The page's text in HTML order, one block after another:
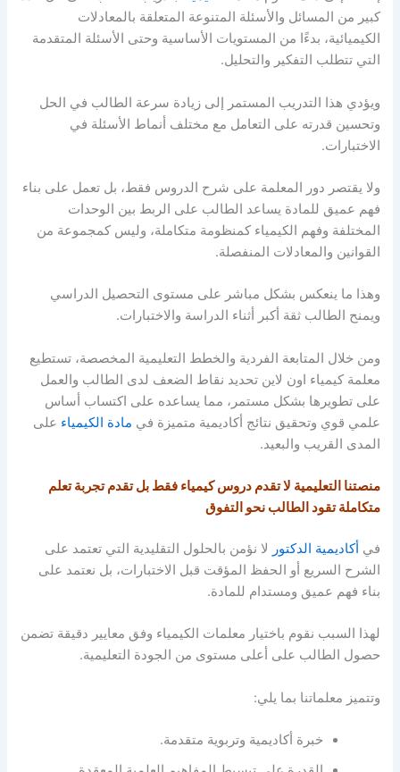
كبير من المسائل والأسئلة المتنوعة المتعلقة بالمعادلات
الكيميائية، بدءًا من المستويات الأساسية وحتى الأسئلة المتقدمة
التي تتطلب التفكير والتحليل.
ويؤدي هذا التدريب المستمر إلى زيادة سرعة الطالب في الحل
وتحسين قدرته على التعامل مع مختلف أنماط الأسئلة في
الاختبارات.
ولا يقتصر دور المعلمة على شرح الدروس فقط، بل تعمل على بناء
فهم عميق للمادة يساعد الطالب على الربط بين الوحدات
المختلفة وفهم الكيمياء كمنظومة متكاملة، وليس كمجموعة من
القوانين والمعادلات المنفصلة.
وهذا ما ينعكس بشكل مباشر على مستوى التحصيل الدراسي
ويمنح الطالب ثقة أكبر أثناء الدراسة والاختبارات.
ومن خلال المتابعة الفردية والخطط التعليمية المخصصة، تستطيع
معلمة كيمياء اون لاين تحديد نقاط الضعف لدى الطالب والعمل
على تطويرها بشكل مستمر، مما يساعده على اكتساب أساس
علمي قوي وتحقيق نتائج أكاديمية متميزة في مادة الكيمياء على
المدى القريب والبعيد.
منصتنا التعليمية لا تقدم دروس كيمياء فقط بل تقدم تجربة تعلم
متكاملة تقود الطالب نحو التفوق
في أكاديمية الدكتور لا نؤمن بالحلول التقليدية التي تعتمد على
الشرح السريع أو الحفظ المؤقت قبل الاختبارات، بل نعتمد على
بناء فهم عميق ومستدام للمادة.
لهذا السبب نقوم باختيار معلمات الكيمياء وفق معايير دقيقة تضمن
حصول الطالب على أعلى مستوى من الجودة التعليمية.
وتتميز معلماتنا بما يلي:
خبرة أكاديمية وتربوية متقدمة.